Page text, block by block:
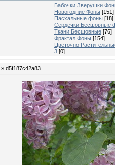
Бабочки Зверушки
Новогодние Фоны [151]
Пасхальные фоны [18]
Сердечки Бесшовные
Ткани Бесшовные [76]
Фрактал Фоны [154]
Цветочно
3 [0]
» d5f187c42a83